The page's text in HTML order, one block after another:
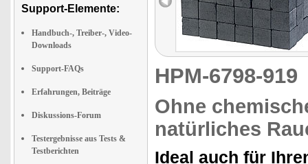
Support-Elemente:
Handbuch-, Treiber-, Video-
Downloads
Support-FAQs
Erfahrungen, Beiträge
Diskussions-Forum
Testergebnisse aus Tests &
Testberichten
HPM-6798-
Ohne
natürliches
Ideal auch für